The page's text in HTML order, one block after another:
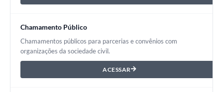
Chamamento Público
Chamamentos públicos para parcerias e convênios com
organizações da sociedade civil.
ACESSAR